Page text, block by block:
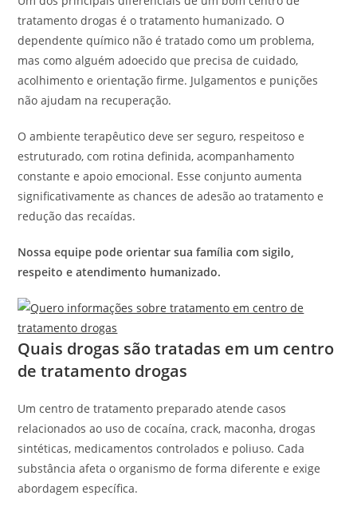
tratamento drogas é o tratamento humanizado. O
dependente químico não é tratado como um problema,
mas como alguém adoecido que precisa de cuidado,
acolhimento e orientação firme. Julgamentos e punições
não ajudam na recuperação.
O ambiente terapêutico deve ser seguro, respeitoso e
estruturado, com rotina definida, acompanhamento
constante e apoio emocional. Esse conjunto aumenta
significativamente as chances de adesão ao tratamento e
redução das recaídas.
Nossa equipe pode orientar sua família com sigilo,
respeito e atendimento humanizado.
Quais drogas são tratadas em um centro
de tratamento drogas
Um centro de tratamento preparado atende casos
relacionados ao uso de cocaína, crack, maconha, drogas
sintéticas, medicamentos controlados e poliuso. Cada
substância afeta o organismo de forma diferente e exige
abordagem específica.